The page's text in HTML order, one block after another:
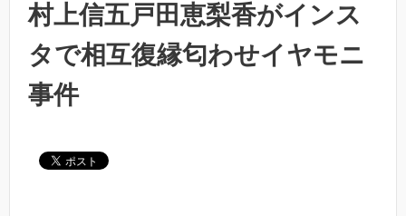
村上信五戸田恵梨香がインス
タで相互復縁匂わせイヤモニ
事件